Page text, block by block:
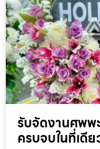
รับจัดงานศพพ
ครบจบในที่เดี